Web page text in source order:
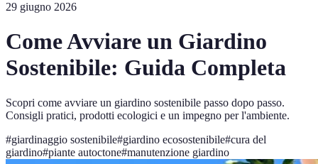
29 giugno 2026
Come Avviare un Giardino
Sostenibile: Guida Completa
Scopri come avviare un giardino sostenibile passo dopo passo.
Consigli pratici, prodotti ecologici e un impegno per l'ambiente.
#giardinaggio sostenibile#giardino ecosostenibile#cura del
giardino#piante autoctone#manutenzione giardino